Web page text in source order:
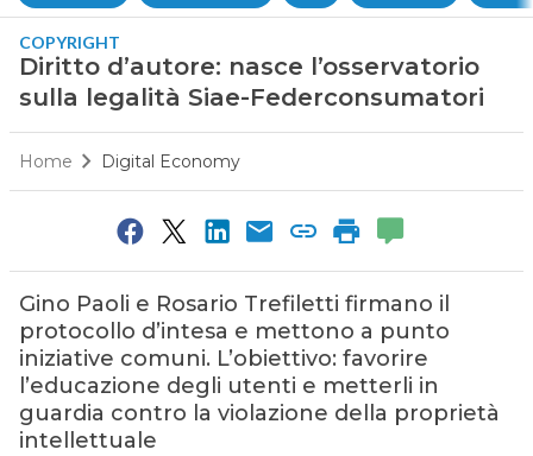
COPYRIGHT
Diritto d’autore: nasce l’osservatorio
sulla legalità Siae-Federconsumatori
Home Digital Economy
Gino Paoli e Rosario Trefiletti firmano il
protocollo d’intesa e mettono a punto
iniziative comuni. L’obiettivo: favorire
l’educazione degli utenti e metterli in
guardia contro la violazione della proprietà
intellettuale